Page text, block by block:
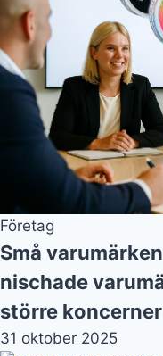
Företag
Små
nischade
större koncerner
31 oktober 2025